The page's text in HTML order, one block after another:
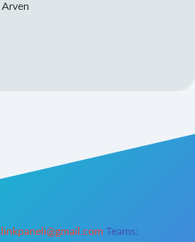
Arven
Teams: